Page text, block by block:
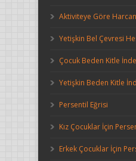
Aktiviteye Göre
Yetişkin Bel Çevresi
Çocuk Beden Kitle
Yetişkin Beden Kitle
Persentil Eğrisi
Kız Çocuklar İçin
Erkek Çocuklar İçin